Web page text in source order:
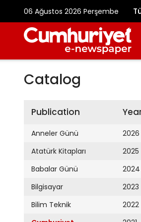
06 Ağustos 2026 Perşembe
Catalog
Publication
Anneler Günü
Atatürk Kitapları
Babalar Günü
Bilgisayar
Bilim Teknik
2026
2025
2024
2023
2022